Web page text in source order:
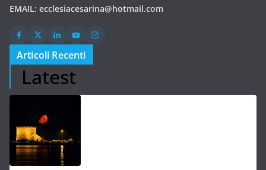
EMAIL: ecclesiacesarina@hotmail.com
Articoli Recenti
Latest